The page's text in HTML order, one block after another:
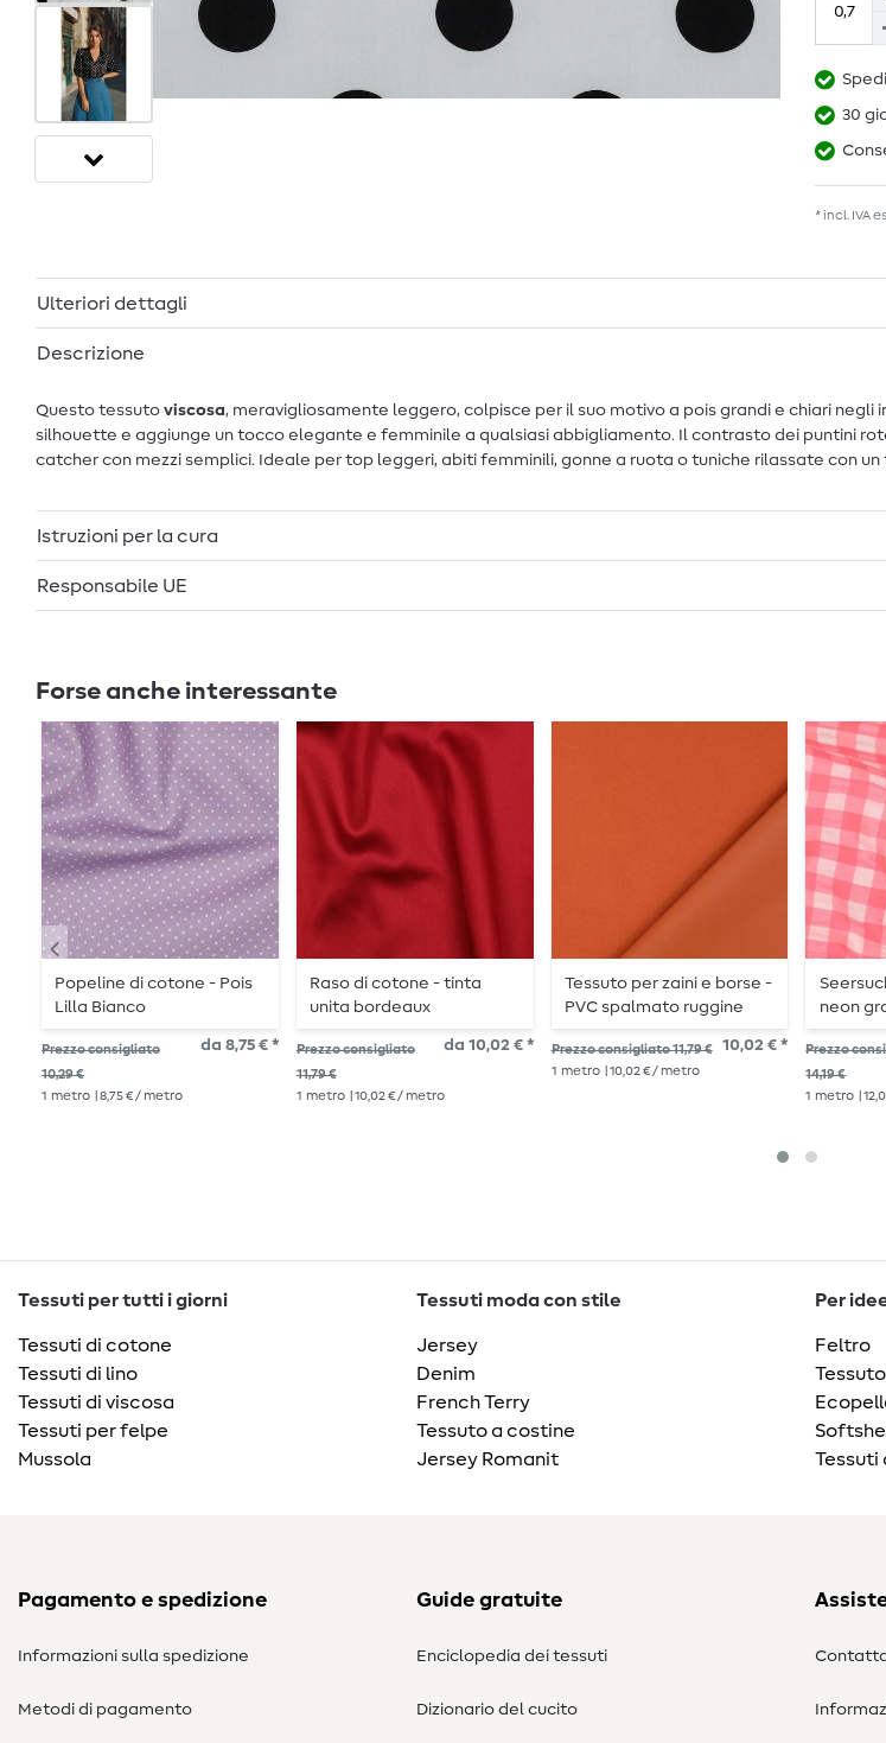
30
* incl. IVA
Ulteriori dettagli
Descrizione
Questo tessuto viscosa, meravigliosamente leggero, colpisce per il suo motivo a pois grandi e chiari
silhouette e aggiunge un tocco elegante e femminile a qualsiasi abbigliamento. Il contrasto dei puntini
catcher con mezzi semplici. Ideale per top leggeri, abiti femminili, gonne a ruota o tuniche rilassate con un
Istruzioni per la cura
Responsabile UE
Forse anche interessante
Popeline di cotone - Pois
Lilla Bianco
Prezzo consigliato
10,29 €
da 8,75 € *
1 metro | 8,75 € / metro
Raso di cotone - tinta
unita bordeaux
Prezzo consigliato
11,79 €
da 10,02 € *
1 metro | 10,02 € / metro
Tessuto per zaini e borse -
PVC spalmato ruggine
brunita
Prezzo consigliato 11,79 € 10,02 € *
1 metro | 10,02 € / metro
neon
Prezzo
14,19 €
1 metro |
Tessuti per tutti i giorni
Tessuti di cotone
Tessuti di lino
Tessuti di viscosa
Tessuti per felpe
Mussola
Tessuti moda con stile
Jersey
Denim
French Terry
Tessuto a costine
Jersey Romanit
Per
Feltro
Tessuti
Pagamento e spedizione
Informazioni sulla spedizione
Metodi di pagamento
Guide gratuite
Enciclopedia dei tessuti
Dizionario del cucito